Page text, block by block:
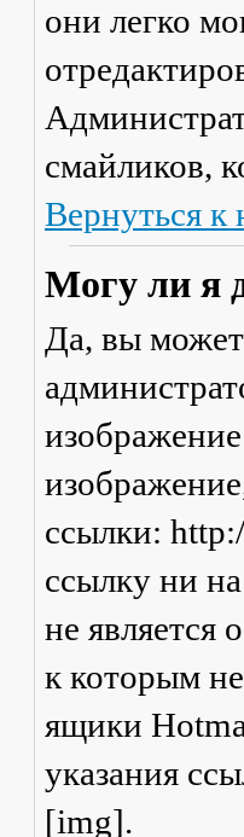
они легко
смайликов,
Вернуться к
Могу ли я
Да, вы
ссылки:
ссылку ни
не является
к которым
ящики
указания
[img].